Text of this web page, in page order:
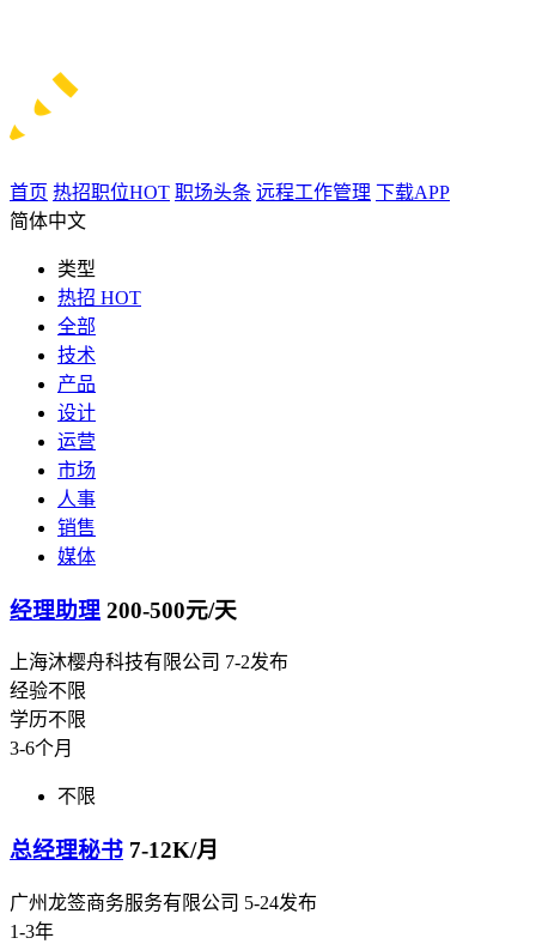
首页 热招职位HOT 职场头条 远程工作管理 下载APP
简体中文
类型
热招 HOT
全部
技术
产品
设计
运营
市场
人事
销售
媒体
经理助理 200-500元/天
上海沐樱舟科技有限公司 7-2发布
经验不限
学历不限
3-6个月
不限
总经理秘书 7-12K/月
广州龙签商务服务有限公司 5-24发布
1-3年